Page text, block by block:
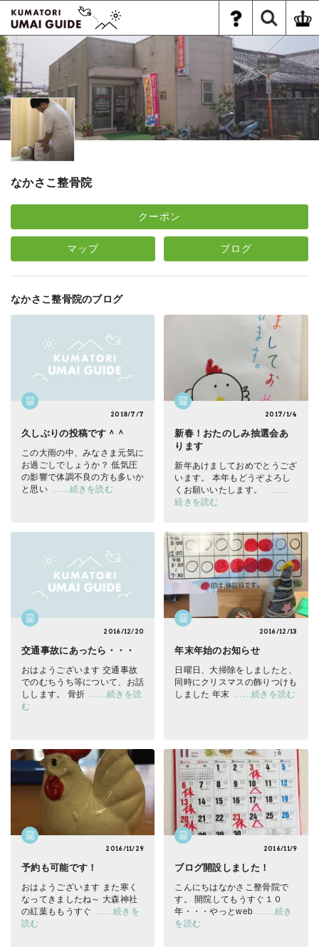
なかさこ整骨院
クーポン
マップ ブログ
なかさこ整骨院のブログ
2018/7/7
久しぶりの投稿です＾＾
この大雨の中、みなさま元気に
お過ごしでしょうか？ 低気圧
の影響で体調不良の方も多いか
と思い ……続きを読む
2017/1/4
新春！おたのしみ抽選会あ
ります
新年あけましておめでとうござ
います。 本年もどうぞよろし
くお願いいたします。
……
続きを読む
2016/12/20
交通事故にあったら・・・
おはようございます 交通事故
でのむちうち等について、お話
しします。 骨折 ……続きを読
む
2016/12/13
年末年始のお知らせ
日曜日、大掃除をしました と、
同時にクリスマスの飾りつけも
しました 年末 ……続きを読む
2016/11/29
予約も可能です！
おはようございます また寒く
なってきましたね～ 大森神社
の紅葉ももうすぐ ……続きを
読む
2016/11/9
ブログ開設しました！
こんにちはなかさこ整骨院で
す。 開院してもうすぐ１０
年・・・やっとweb ……続き
を読む